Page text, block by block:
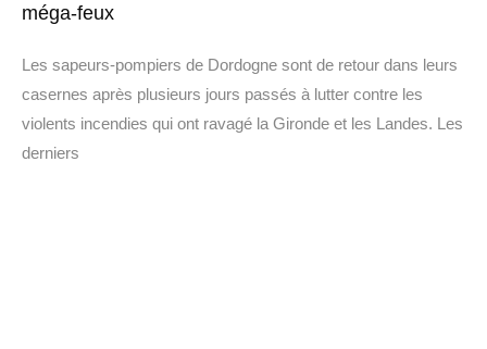
méga-feux
Les sapeurs-pompiers de Dordogne sont de retour dans leurs
casernes après plusieurs jours passés à lutter contre les
violents incendies qui ont ravagé la Gironde et les Landes. Les
derniers